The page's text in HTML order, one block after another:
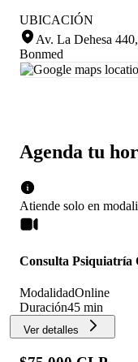
Agenda tu
Atiende solo en
Consulta Psiquiatría
ModalidadOnline
Duración45 min
Ver detalles
UBICACIÓN
Av. La Dehesa
Bonmed